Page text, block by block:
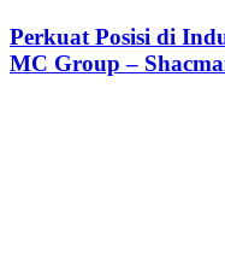
Perkuat Posisi di
MC Group –